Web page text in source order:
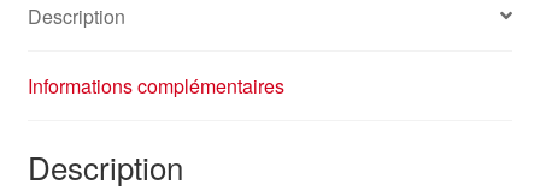
Description
Informations complémentaires
Description